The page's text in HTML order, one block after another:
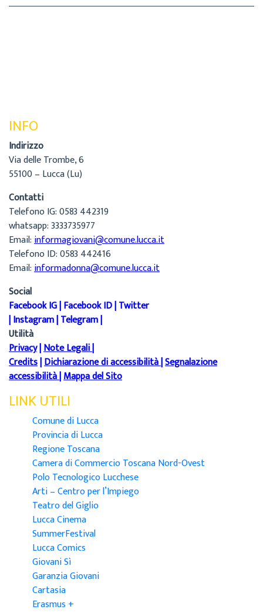
INFO
Indirizzo
Via delle Trombe, 6
55100 – Lucca (Lu)
Contatti
Telefono IG: 0583 442319
whatsapp: 3333735977
Email:informagiovani@comune.lucca.it
Telefono ID: 0583 442416
Email:informadonna@comune.lucca.it
Social
Facebook IG|Facebook ID|Twitter
|Instagram|Telegram|
Utilità
Privacy|Note Legali|
Credits|Dichiarazione di accessibilità|Segnalazione
accessibilità|Mappa del Sito
LINK UTILI
Comune di Lucca
Provincia di Lucca
Regione Toscana
Camera di Commercio Toscana Nord-Ovest
Polo Tecnologico Lucchese
Arti – Centro per l’Impiego
Teatro del Giglio
Lucca Cinema
SummerFestival
Lucca Comics
Giovani Sì
Garanzia Giovani
Cartasia
Erasmus +